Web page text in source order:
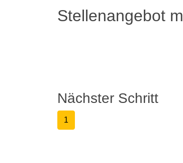
Stellenangebot
Nächster Schritt
1